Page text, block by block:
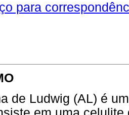
para
de Ludwig (AL) é